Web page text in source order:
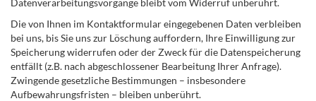
Die von Ihnen im Kontaktformular eingegebenen Daten verbleiben
bei uns, bis Sie uns zur Löschung auffordern, Ihre Einwilligung zur
Speicherung widerrufen oder der Zweck für die Datenspeicherung
entfällt (z.B. nach abgeschlossener Bearbeitung Ihrer Anfrage).
Zwingende gesetzliche Bestimmungen – insbesondere
Aufbewahrungsfristen – bleiben unberührt.